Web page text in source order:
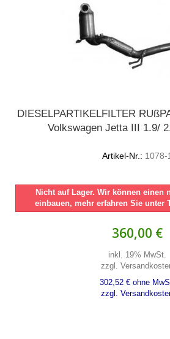
DIESELPARTIKELFILTER
Volkswagen Jetta III 1.9/
Artikel-Nr.: 1078-1
Nicht auf Lager. Wir können einen
einbauen, mehr erfahren Sie unter
360,00 €
inkl. 19% MwSt.
zzgl.
302,52 € ohne
zzgl.